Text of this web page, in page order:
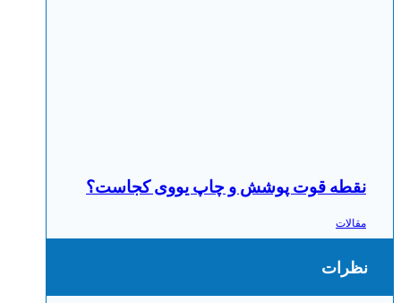
نقطه قوت پوشش و چاپ یووی کجاست؟
مقالات
نظرات